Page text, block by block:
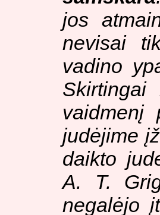
jos
nevisai
vadino
vaidmenį
judėjime
daikto
A. T.
negalėjo